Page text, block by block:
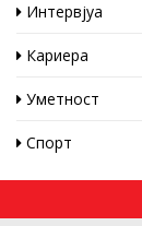
Интервјуа
Кариера
Уметност
Спорт